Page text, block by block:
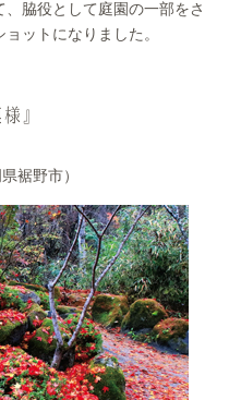
脇役として庭園の一部をさ
ットになりました。
』
裾野市）